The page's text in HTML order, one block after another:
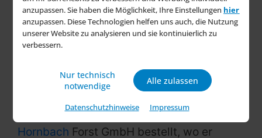
anzupassen. Sie haben die Möglichkeit, Ihre Einstellungen hier
anzupassen. Diese Technologien helfen uns auch, die Nutzung
unserer Website zu analysieren und sie kontinuierlich zu
verbessern.
Nur technisch
notwendige
Alle zulassen
Datenschutzhinweise Impressum
Der gebürtige Steirer ist seit 15 Jahren bei
Hornbach tätig. Er begann 2010 in
Österreich als Einkaufsassistent und
übernahm in den folgenden Jahren
verschiedene Positionen in der Verwaltung
wurde er zum Geschäftsführer der
Hornbach Forst GmbH bestellt, wo er